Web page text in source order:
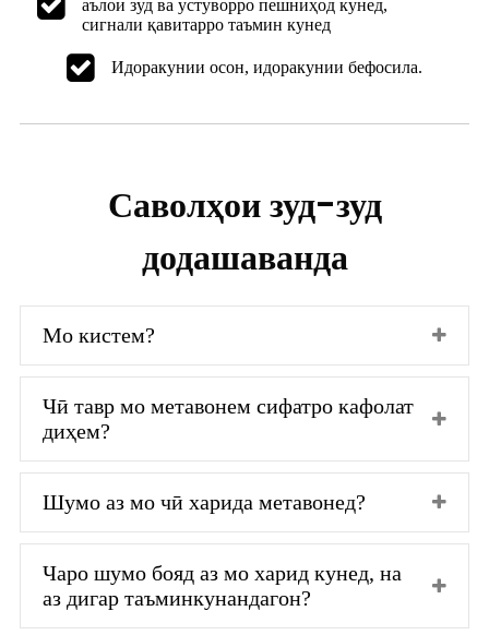
аълои зуд ва устуворро пешниҳод кунед,
сигнали қавитарро таъмин кунед
Идоракунии осон, идоракунии бефосила.
Саволҳои зуд-зуд
додашаванда
Мо кистем?
Чӣ тавр мо метавонем сифатро кафолат
диҳем?
Шумо аз мо чӣ харида метавонед?
Чаро шумо бояд аз мо харид кунед, на
аз дигар таъминкунандагон?